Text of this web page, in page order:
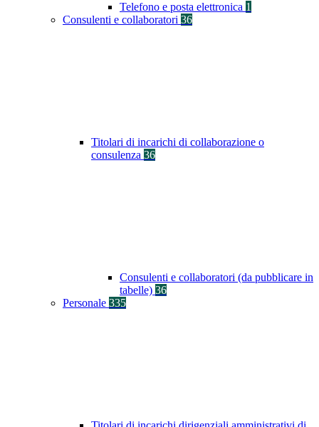
Telefono e posta elettronica 1
Consulenti e collaboratori 36
Titolari di incarichi di collaborazione o
consulenza 36
Consulenti e collaboratori (da pubblicare in
tabelle) 36
Personale 335